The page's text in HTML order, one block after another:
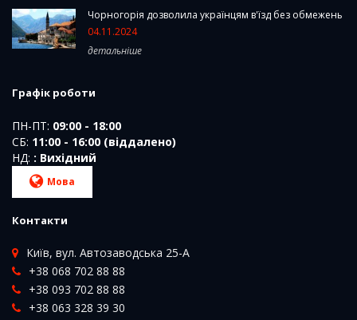
Чорногорія дозволила українцям в'їзд без обмежень
04.11.2024
детальніше
Графік роботи
ПН-ПТ: 09:00 - 18:00
СБ: 11:00 - 16:00 (віддалено)
НД: : Вихідний
Мова
Контакти
Київ, вул. Автозаводська 25-А
+38 068 702 88 88
+38 093 702 88 88
+38 063 328 39 30